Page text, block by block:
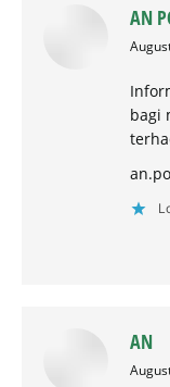
AN
says:
bagi
AN
says: